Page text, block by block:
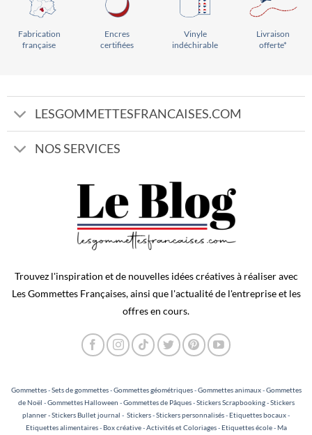
Fabrication
française
Encres
certifiées
Vinyle
indéchirable
Livraison
offerte*
LESGOMMETTESFRANCAISES.COM
NOS SERVICES
Trouvez l'inspiration et de nouvelles idées créatives à réaliser avec
Les Gommettes Françaises, ainsi que l'actualité de l'entreprise et les
offres en cours.
Gommettes-Sets de gommettes-Gommettes géométriques-Gommettes animaux-Gommettes
de Noël -Gommettes Halloween -Gommettes de Pâques-Stickers Scrapbooking - Stickers
planner - Stickers Bullet journal - Stickers-Stickers personnalisés-Etiquettes bocaux-
Etiquettes alimentaires-Box créative-Activités et Coloriages-Etiquettes école-Ma